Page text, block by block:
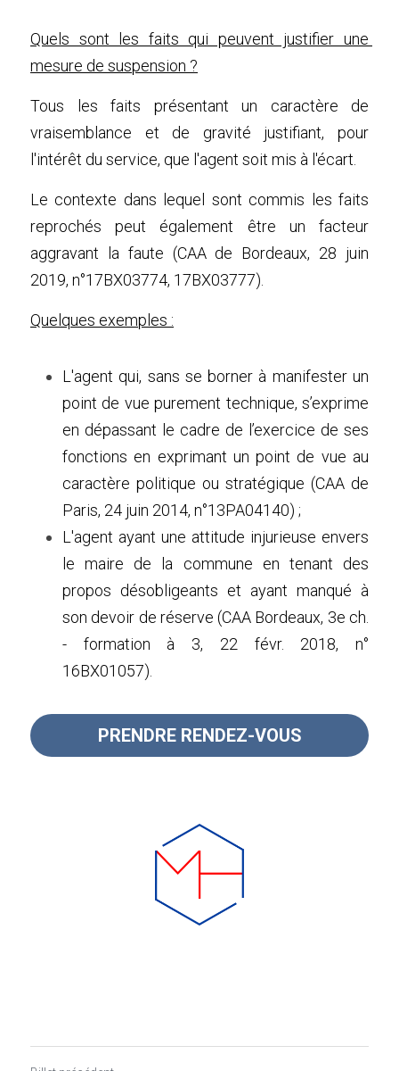
Quels sont les faits qui peuvent justifier une
mesure de suspension ?
Tous les faits présentant un caractère de
vraisemblance et de gravité justifiant, pour
l'intérêt du service, que l'agent soit mis à l'écart.
Le contexte dans lequel sont commis les faits
reprochés peut également être un facteur
aggravant la faute (CAA de Bordeaux, 28 juin
2019, n°17BX03774, 17BX03777).
Quelques exemples :
L'agent qui, sans se borner à manifester un
point de vue purement technique, s’exprime
en dépassant le cadre de l’exercice de ses
fonctions en exprimant un point de vue au
caractère politique ou stratégique (CAA de
Paris, 24 juin 2014, n°13PA04140) ;
L'agent ayant une attitude injurieuse envers
le maire de la commune en tenant des
propos désobligeants et ayant manqué à
son devoir de réserve (CAA Bordeaux, 3e ch.
- formation à 3, 22 févr. 2018, n°
16BX01057).
PRENDRE RENDEZ-VOUS